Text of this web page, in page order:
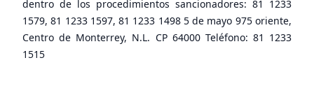
dentro de los procedimientos sancionadores: 81 1233
1579, 81 1233 1597, 81 1233 1498 5 de mayo 975 oriente,
Centro de Monterrey, N.L. CP 64000 Teléfono: 81 1233
1515